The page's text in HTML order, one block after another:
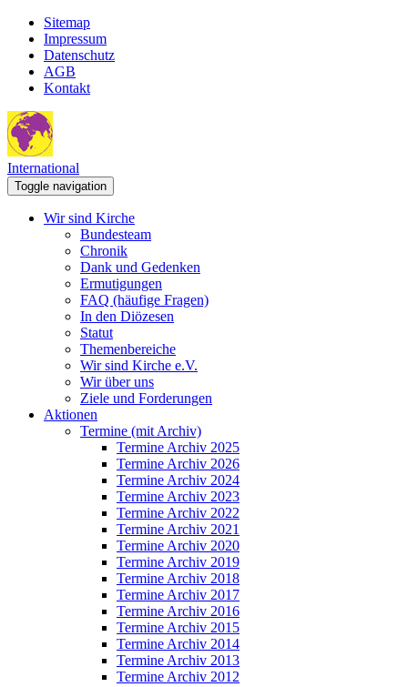
Sitemap
Impressum
Datenschutz
AGB
Kontakt
International
Toggle navigation
Wir sind Kirche
Bundesteam
Chronik
Dank und Gedenken
Ermutigungen
FAQ (häufige Fragen)
In den Diözesen
Statut
Themenbereiche
Wir sind Kirche e.V.
Wir über uns
Ziele und Forderungen
Aktionen
Termine (mit Archiv)
Termine Archiv 2025
Termine Archiv 2026
Termine Archiv 2024
Termine Archiv 2023
Termine Archiv 2022
Termine Archiv 2021
Termine Archiv 2020
Termine Archiv 2019
Termine Archiv 2018
Termine Archiv 2017
Termine Archiv 2016
Termine Archiv 2015
Termine Archiv 2014
Termine Archiv 2013
Termine Archiv 2012